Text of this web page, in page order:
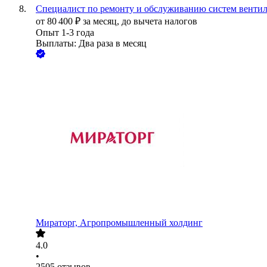
Специалист по ремонту и обслуживанию систем
от 80 400 ₽ за месяц, до вычета налогов
Опыт 1-3 года
Выплаты: Два раза в месяц
Мираторг, Агропромышленный холдинг
4.0
•